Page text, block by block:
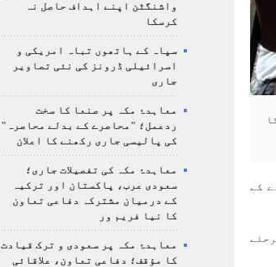
کے
واشنگٹن اپنے اہداف حاصل نہ
کرسکا
سپاہ کے ہاتھوں تباہ امریکی و
اسرائیلی ڈرونز کی نئی تصاویر
جاری
معاہدۂ مکہ پر صنعا کا سخت
ردعمل؛ "محاصرے کے بدلے محاصرہ"
کی پالیسی جاری رکھنے کا اعلان
معاہدۂ مکہ کی تفصیلات جاری؛
سعودی عرب، پاکستان اور ترکیہ
کے درمیان مشترکہ دفاعی تعاون
کا نیا فریم ور
معاہدۂ مکہ پر سعودی و ترک قیادت
کا مؤقف؛ دفاعی تعاون، علاقائی